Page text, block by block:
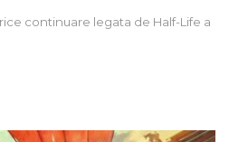
continuare legata de Half-Life a